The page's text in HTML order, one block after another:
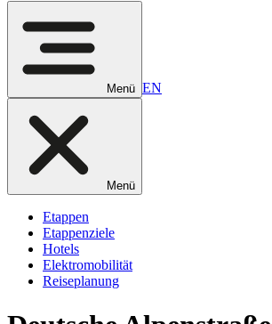
Menü EN
Menü
Etappen
Etappenziele
Hotels
Elektromobilität
Reiseplanung